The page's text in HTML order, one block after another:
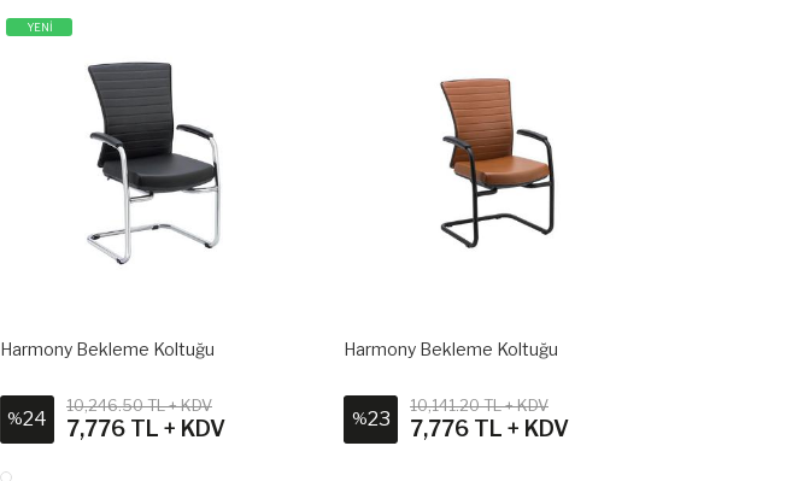
YENİ
Harmony Bekleme Koltuğu
%24
10,246.50 TL + KDV
7,776 TL + KDV
Harmony Bekleme Koltuğu
%23
10,141.20 TL + KDV
7,776 TL + KDV